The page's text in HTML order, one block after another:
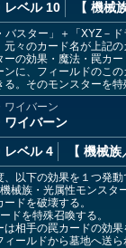
レベル 10 【 機械
バスター」＋「XYZ－ド
々のカード名が上記
の効果・魔法・罠カー
に、フィールドのこ
。そのモンスターを特
ワイバーン
ワイバーン
レベル 4 【 機械族
以下の効果を１つ発動
械族・光属性モンス
ドを破壊する。
ドを特殊召喚する。
相手の罠カードの効果
ールドから墓地へ送ら